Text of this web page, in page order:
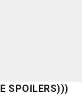
SPOILERS)))